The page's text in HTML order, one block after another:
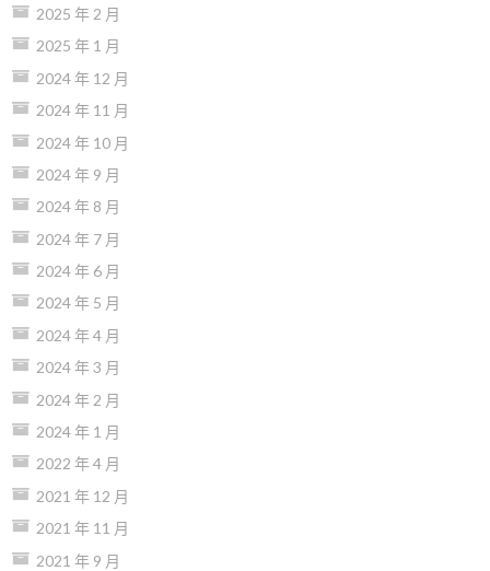
2025 年 2 月
2025 年 1 月
2024 年 12 月
2024 年 11 月
2024 年 10 月
2024 年 9 月
2024 年 8 月
2024 年 7 月
2024 年 6 月
2024 年 5 月
2024 年 4 月
2024 年 3 月
2024 年 2 月
2024 年 1 月
2022 年 4 月
2021 年 12 月
2021 年 11 月
2021 年 9 月